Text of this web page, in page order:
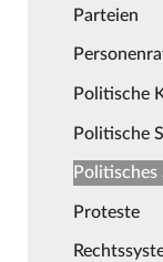
Parteien
Politische
Politische
Politisches
Proteste